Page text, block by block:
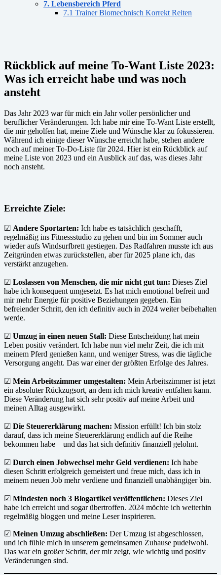
7. Lebensbereich Pferd
7.1 Trainer Biomechnisch Korrekt Reiten
Rückblick auf meine To-Want Liste 2023:
Was ich erreicht habe und was noch
ansteht
Das Jahr 2023 war für mich ein Jahr voller persönlicher und
beruflicher Veränderungen. Ich habe mir eine To-Want Liste erstellt,
die mir geholfen hat, meine Ziele und Wünsche klar zu fokussieren.
Während ich einige dieser Wünsche erreicht habe, stehen andere
noch auf meiner To-Do-Liste für 2024. Hier ist ein Rückblick auf
meine Liste von 2023 und ein Ausblick auf das, was dieses Jahr
noch ansteht.
Erreichte Ziele:
☑ Andere Sportarten: Ich habe es tatsächlich geschafft,
regelmäßig ins Fitnessstudio zu gehen und bin im Sommer auch
wieder aufs Windsurfbrett gestiegen. Das Radfahren musste ich aus
Zeitgründen etwas zurückstellen, aber für 2025 plane ich, das
verstärkt anzugehen.
☑ Loslassen von Menschen, die mir nicht gut tun: Dieses Ziel
habe ich konsequent umgesetzt. Es hat mich emotional befreit und
mir mehr Energie für positive Beziehungen gegeben. Ein
befreiender Schritt, den ich definitiv auch in 2024 weiter beibehalten
werde.
☑ Umzug in einen neuen Stall: Diese Entscheidung hat mein
Leben positiv verändert. Ich habe nun viel mehr Zeit, die ich mit
meinem Pferd genießen kann, und weniger Stress, was die tägliche
Versorgung angeht. Das war einer der größten Erfolge des Jahres.
☑ Mein Arbeitszimmer umgestalten: Mein Arbeitszimmer ist jetzt
ein absoluter Rückzugsort, an dem ich mich kreativ entfalten kann.
Diese Veränderung hat sich sehr positiv auf meine Arbeit und
meinen Alltag ausgewirkt.
☑ Die Steuererklärung machen: Mission erfüllt! Ich bin stolz
darauf, dass ich meine Steuererklärung endlich auf die Reihe
bekommen habe – und das hat sich definitiv finanziell gelohnt.
☑ Durch einen Jobwechsel mehr Geld verdienen: Ich habe
diesen Schritt erfolgreich gemeistert und freue mich, dass ich in
meinem neuen Job mehr verdiene und finanziell unabhängiger bin.
☑ Mindesten noch 3 Blogartikel veröffentlichen: Dieses Ziel
habe ich erreicht und sogar übertroffen. 2024 möchte ich weiterhin
regelmäßig bloggen und meine Leser inspirieren.
☑ Meinen Umzug abschließen: Der Umzug ist abgeschlossen,
und ich fühle mich in unserem gemeinsamen Zuhause pudelwohl.
Das war ein großer Schritt, der mir zeigt, wie wichtig und positiv
Veränderungen sind.